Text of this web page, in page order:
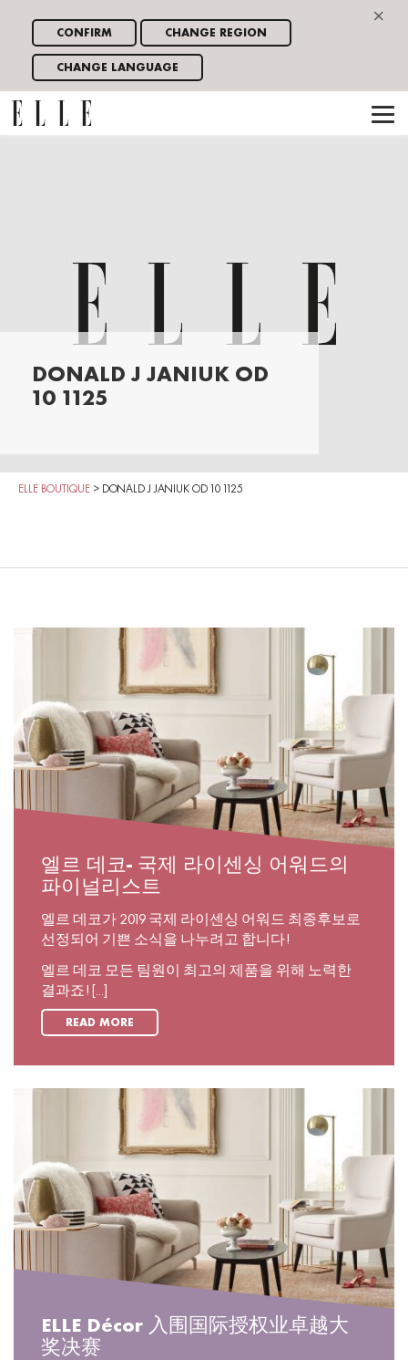
×
CONFIRM CHANGE REGION
CHANGE LANGUAGE
DONALD J JANIUK OD
10 1125
ELLE BOUTIQUE > DONALD J JANIUK OD 10 1125
엘르 데코- 국제 라이센싱 어워드의
파이널리스트
엘르 데코가 2019 국제 라이센싱 어워드 최종후보로
선정되어 기쁜 소식을 나누려고 합니다!
엘르 데코 모든 팀원이 최고의 제품을 위해 노력한
결과죠! [...]
READ MORE
ELLE Décor 入围国际授权业卓越大
奖决赛